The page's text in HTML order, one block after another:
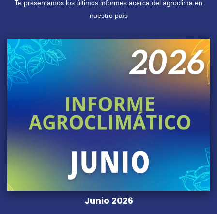
Te presentamos los últimos informes acerca del agroclima en
nuestro país
Junio 2026